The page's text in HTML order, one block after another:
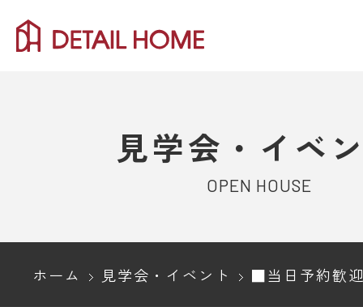
見学会・イベ
OPEN HOUSE
ホーム 見学会・イベント ■当日予約歓迎■長岡市｜土間リビング